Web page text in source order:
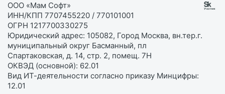
ООО «Мам Софт»
ИНН/КПП 7707455220 / 770101001
ОГРН 1217700330275
Юридический адрес: 105082, Город Москва, вн.тер.г.
муниципальный округ Басманный, пл
Спартаковская, д. 14, стр. 2, помещ. 7Н
ОКВЭД (основной): 62.01
Вид ИТ-деятельности согласно приказу Минцифры:
12.01